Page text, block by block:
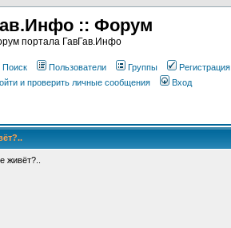
:: Форум
портала ГавГав.Инфо
Поиск Пользователи Группы
Регистрация
и проверить личные сообщения Вход
живёт?..